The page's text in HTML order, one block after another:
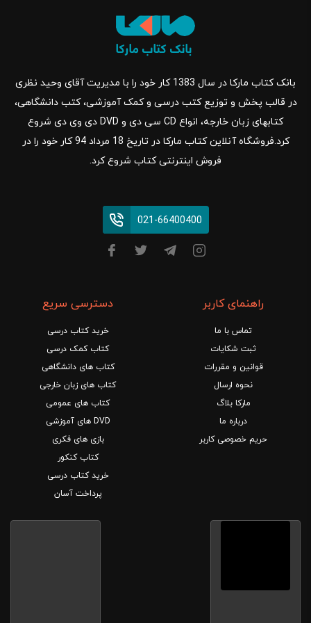
بانک کتاب مارکا در سال 1383 کار خود را با مدیریت آقای وحید نظری
در قالب پخش و توزیع کتب درسی و کمک آموزشی، کتب دانشگاهی،
کتابهای زبان خارجه، انواع CD سی دی و DVD دی وی دی شروع
کرد.فروشگاه آنلاین کتاب مارکا در تاریخ 18 مرداد 94 کار خود را در
فروش اینترنتی کتاب شروع کرد.
021-66400400
راهنمای کاربر
تماس با ما
ثبت شکایات
قوانین و مقررات
نحوه ارسال
مارکا بلاگ
درباره ما
حریم خصوصی کاربر
دسترسی سریع
خرید کتاب درسی
کتاب کمک درسی
کتاب های دانشگاهی
کتاب های زبان خارجی
کتاب های عمومی
DVD های آموزشی
بازی های فکری
کتاب کنکور
خرید کتاب درسی
پرداخت آسان